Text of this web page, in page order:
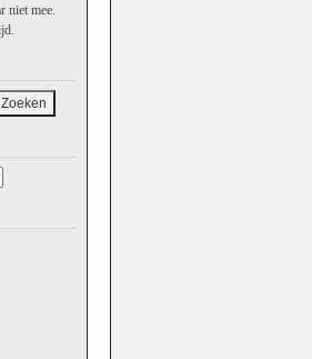
niet mee.